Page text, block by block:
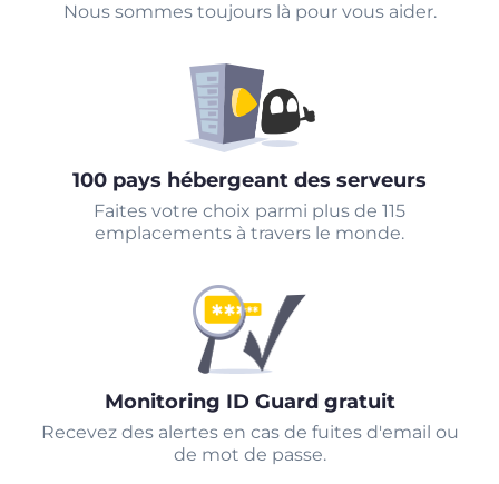
Nous sommes toujours là pour vous aider.
100 pays hébergeant des serveurs
Faites votre choix parmi plus de 115
emplacements à travers le monde.
Monitoring ID Guard gratuit
Recevez des alertes en cas de fuites d'email ou
de mot de passe.